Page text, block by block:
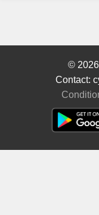
©
Contact: